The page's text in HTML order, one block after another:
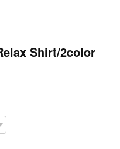
Shirt/2color